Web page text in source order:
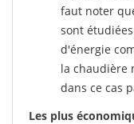
faut noter
sont
d'énergie
la chaudière
dans ce cas
Les plus